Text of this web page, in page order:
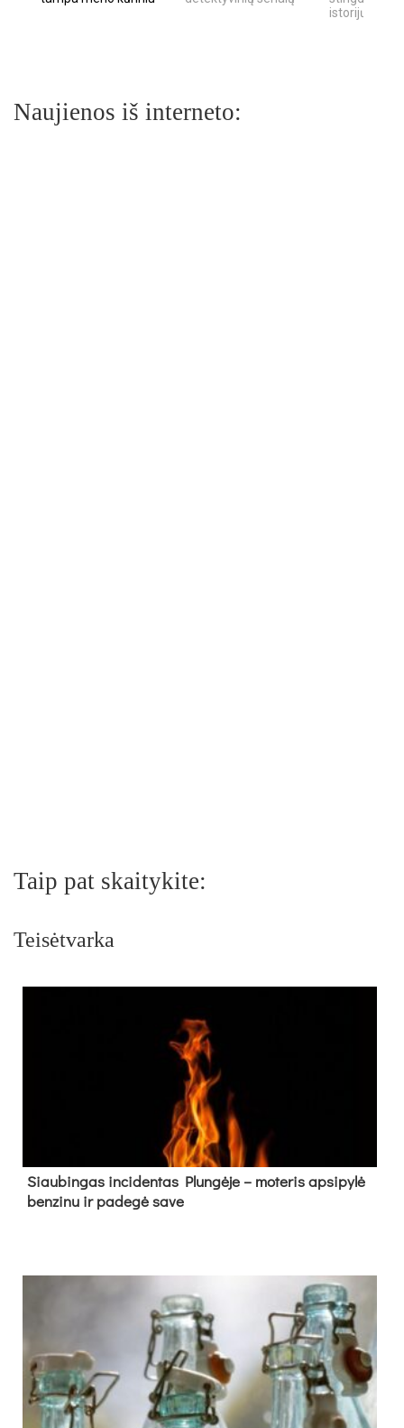
istorijų
Naujienos iš interneto:
Taip pat skaitykite:
Teisėtvarka
Siau­bin­gas in­ci­den­tas Plun­gė­je – mo­te­ris ap­si­py­lė
ben­zi­nu ir pa­de­gė sa­ve